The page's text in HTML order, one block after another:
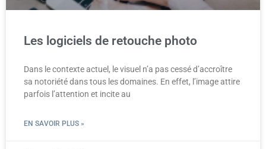
Les logiciels de retouche photo
Dans le contexte actuel, le visuel n’a pas cessé d’accroître
sa notoriété dans tous les domaines. En effet, l’image attire
parfois l’attention et incite au
EN SAVOIR PLUS »